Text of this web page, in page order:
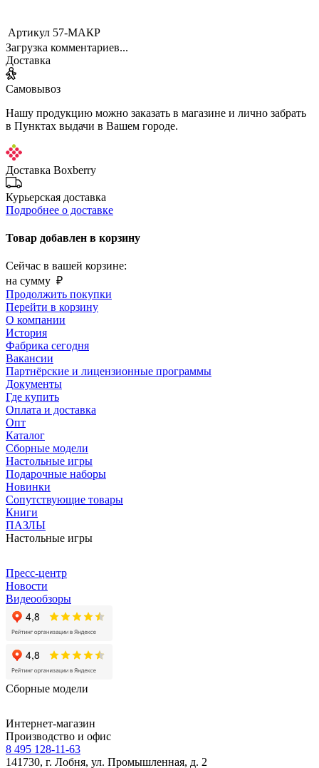
Артикул 57-МАКР
Загрузка комментариев...
Доставка
Самовывоз
Нашу продукцию можно заказать в магазине и лично забрать
в Пунктах выдачи в Вашем городе.
Доставка Boxberry
Курьерская доставка
Подробнее о доставке
Товар добавлен в корзину
Сейчас в вашей корзине:
на сумму ₽
Продолжить покупки
Перейти в корзину
О компании
История
Фабрика сегодня
Вакансии
Партнёрские и лицензионные программы
Документы
Где купить
Оплата и доставка
Опт
Каталог
Сборные модели
Настольные игры
Подарочные наборы
Новинки
Сопутствующие товары
Книги
ПАЗЛЫ
Настольные игры
Пресс-центр
Новости
Видеообзоры
Сборные модели
Интернет-магазин
Производство и офис
8 495 128-11-63
141730, г. Лобня, ул. Промышленная, д. 2